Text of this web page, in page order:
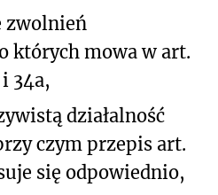
zwolnień
których mowa w art.
34a,
działalność
czym przepis art.
się odpowiednio,